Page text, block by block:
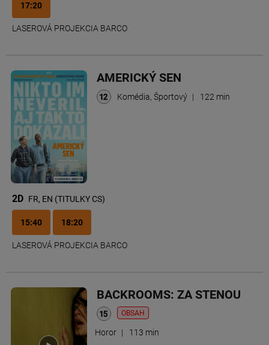
17:20
LASEROVÁ PROJEKCIA BARCO
AMERICKÝ SEN
Komédia, Športový | 122 min
2D FR, EN (TITULKY CS)
15:40 18:20
LASEROVÁ PROJEKCIA BARCO
BACKROOMS: ZA STENOU
OBSAH
Horor | 113 min